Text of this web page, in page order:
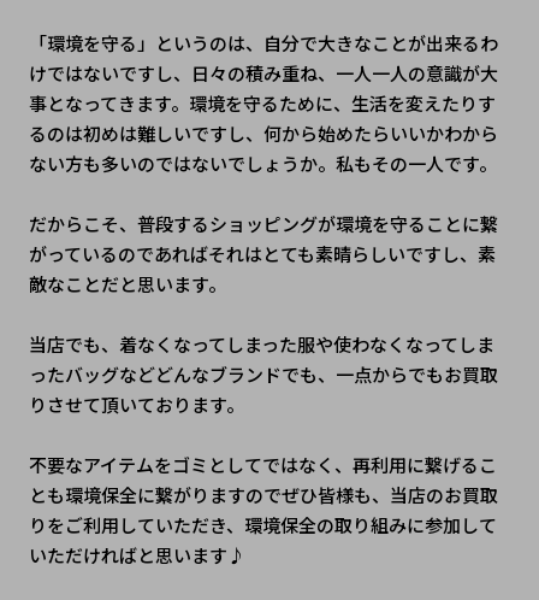
「環境を守る」というのは、自分で大きなことが出来るわ
けではないですし、日々の積み重ね、一人一人の意識が大
事となってきます。環境を守るために、生活を変えたりす
るのは初めは難しいですし、何から始めたらいいかわから
ない方も多いのではないでしょうか。私もその一人です。
だからこそ、普段するショッピングが環境を守ることに繋
がっているのであればそれはとても素晴らしいですし、素
敵なことだと思います。
当店でも、着なくなってしまった服や使わなくなってしま
ったバッグなどどんなブランドでも、一点からでもお買取
りさせて頂いております。
不要なアイテムをゴミとしてではなく、再利用に繋げるこ
とも環境保全に繋がりますのでぜひ皆様も、当店のお買取
りをご利用していただき、環境保全の取り組みに参加して
いただければと思います♪